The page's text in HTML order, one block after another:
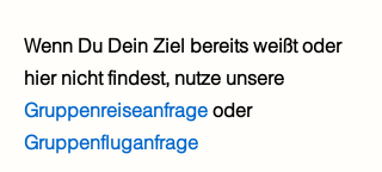
Wenn Du Dein Ziel bereits weißt oder
hier nicht findest, nutze unsere
Gruppenreiseanfrage oder
Gruppenfluganfrage